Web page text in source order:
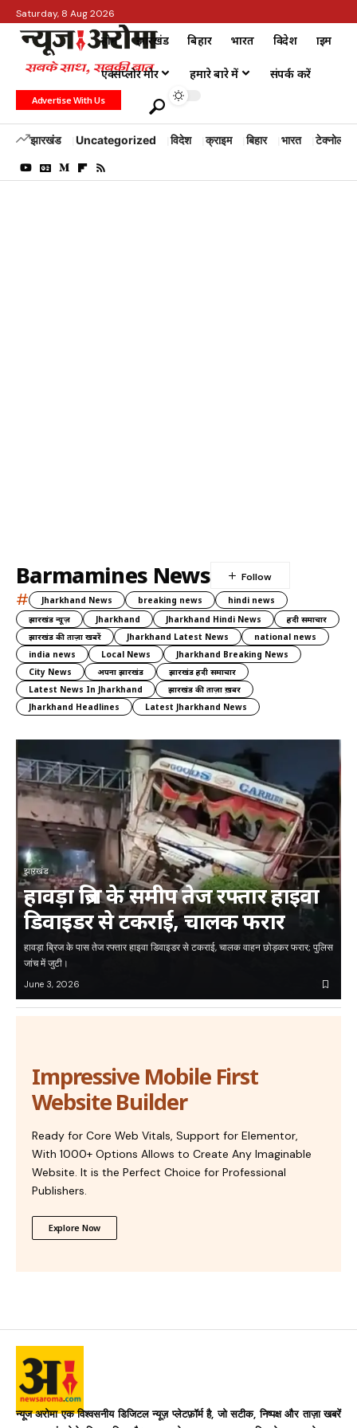
Saturday, 8 Aug 2026
होम झारखंड बिहार भारत विदेश क्राइम
एक्सप्लोर मोर हमारे बारे में संपर्क करें
Advertise With Us
झारखंड Uncategorized विदेश क्राइम बिहार भारत टेक्नोलॉजी
Barmamines News
# Jharkhand News breaking news
hindi news
झारखंड न्यूज़
Jharkhand Jharkhand Hindi News
हिंदी समाचार
झारखंड की ताज़ा खबरें
Jharkhand Latest News
national news
india news
Local News
Jharkhand Breaking News
City News
अपना झारखंड
झारखंड हिंदी समाचार
Latest News In Jharkhand
झारखंड की ताज़ा ख़बर
Jharkhand Headlines
Latest Jharkhand News
झारखंड
हावड़ा ब्रिज के समीप तेज रफ्तार हाइवा
डिवाइडर से टकराई, चालक फरार
हावड़ा ब्रिज के पास तेज रफ्तार हाइवा डिवाइडर से टकराई, चालक वाहन छोड़कर फरार; पुलिस
जांच में जुटी।
June 3, 2026
Impressive Mobile First
Website Builder
Ready for Core Web Vitals, Support for Elementor,
With 1000+ Options Allows to Create Any Imaginable
Website. It is the Perfect Choice for Professional
Publishers.
Explore Now
न्यूज अरोमा एक विश्वसनीय डिजिटल न्यूज़ प्लेटफ़ॉर्म है, जो सटीक, निष्पक्ष और ताज़ा खबरें